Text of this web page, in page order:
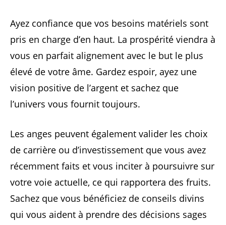
Ayez confiance que vos besoins matériels sont
pris en charge d’en haut. La prospérité viendra à
vous en parfait alignement avec le but le plus
élevé de votre âme. Gardez espoir, ayez une
vision positive de l’argent et sachez que
l’univers vous fournit toujours.
Les anges peuvent également valider les choix
de carrière ou d’investissement que vous avez
récemment faits et vous inciter à poursuivre sur
votre voie actuelle, ce qui rapportera des fruits.
Sachez que vous bénéficiez de conseils divins
qui vous aident à prendre des décisions sages